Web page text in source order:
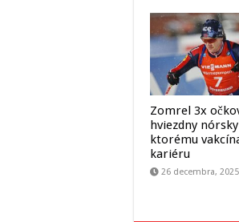
Zomrel 3x
hviezdny
ktorému
kariéru
26 decembra, 2025